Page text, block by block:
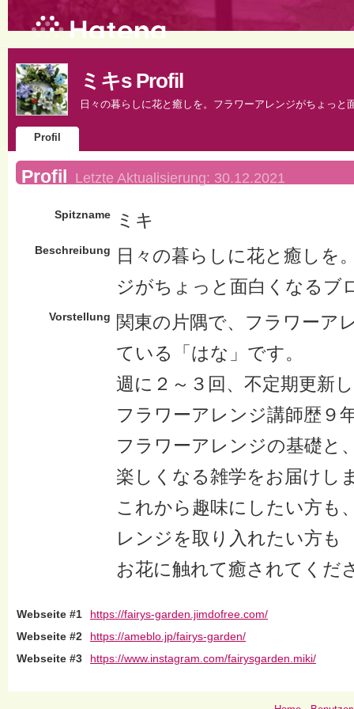
ミキs Profil
日々の暮らしに花と癒しを。フラワーアレンジがちょっと
Profil
Profil Letzte Aktualisierung: 30.12.2021
Spitzname ミキ
Beschreibung
日々の暮らしに花と癒しを
ジがちょっと面白くなるブ
Vorstellung
関東の片隅で、フラワーア
ている「はな」です。
週に２～３回、不定期更新
フラワーアレンジ講師歴９
フラワーアレンジの基礎と
楽しくなる雑学をお届けし
これから趣味にしたい方も
レンジを取り入れたい方も
お花に触れて癒されてくだ
Webseite #1
https://fairys-garden.jimdofree.com/
Webseite #2
https://ameblo.jp/fairys-garden/
Webseite #3
https://www.instagram.com/fairysgarden.miki/